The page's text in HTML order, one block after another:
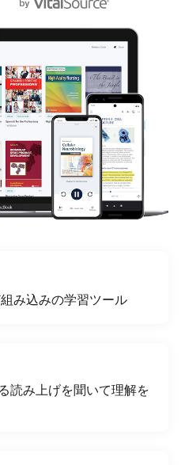
み込みの学習ツール
読み上げを聞いて理解を